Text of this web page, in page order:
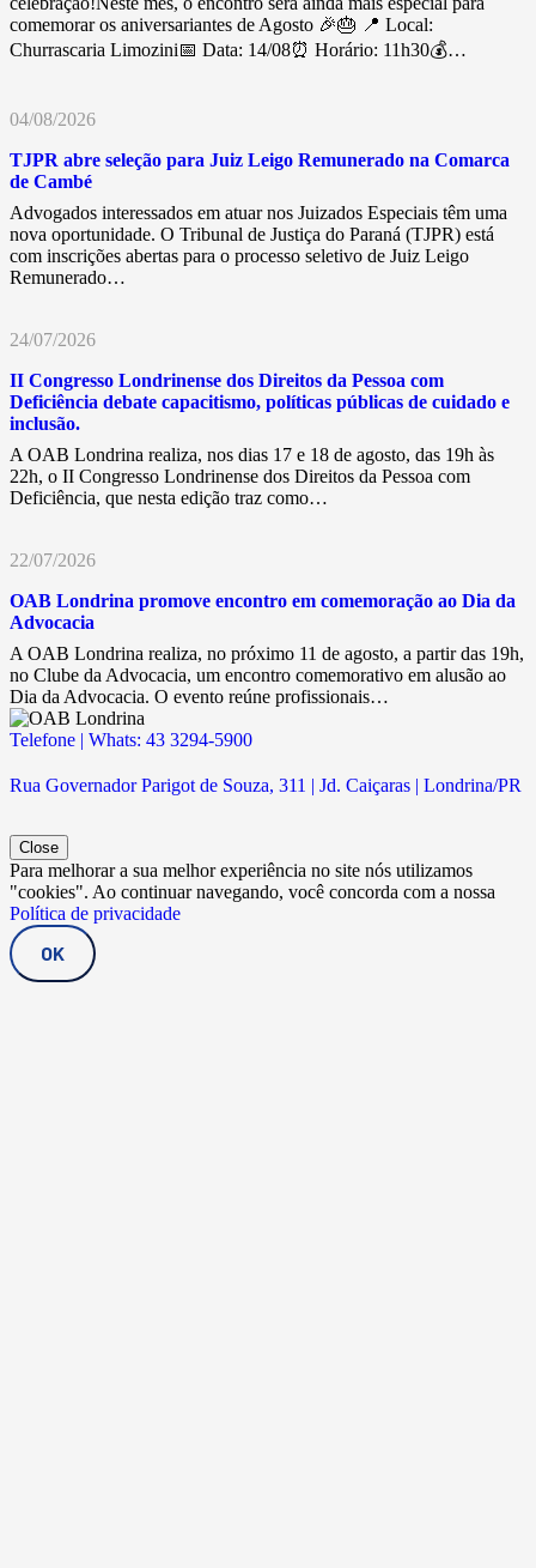
comemorar os aniversariantes de Agosto 🎉🎂 📍 Local:
Churrascaria Limozini📅 Data: 14/08⏰ Horário: 11h30💰…
04/08/2026
TJPR abre seleção para Juiz Leigo Remunerado na Comarca
de Cambé
Advogados interessados em atuar nos Juizados Especiais têm uma
nova oportunidade. O Tribunal de Justiça do Paraná (TJPR) está
com inscrições abertas para o processo seletivo de Juiz Leigo
Remunerado…
24/07/2026
II Congresso Londrinense dos Direitos da Pessoa com
Deficiência debate capacitismo, políticas públicas de cuidado e
inclusão.
A OAB Londrina realiza, nos dias 17 e 18 de agosto, das 19h às
22h, o II Congresso Londrinense dos Direitos da Pessoa com
Deficiência, que nesta edição traz como…
22/07/2026
OAB Londrina promove encontro em comemoração ao Dia da
Advocacia
A OAB Londrina realiza, no próximo 11 de agosto, a partir das 19h,
no Clube da Advocacia, um encontro comemorativo em alusão ao
Dia da Advocacia. O evento reúne profissionais…
Telefone | Whats: 43 3294-5900
Rua Governador Parigot de Souza, 311 | Jd. Caiçaras | Londrina/PR
Close
Para melhorar a sua melhor experiência no site nós utilizamos
"cookies". Ao continuar navegando, você concorda com a nossa
Política de privacidade
OK